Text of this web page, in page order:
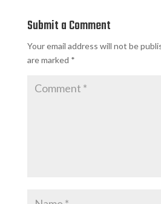
Submit a Comment
Your email address will not be
are marked *